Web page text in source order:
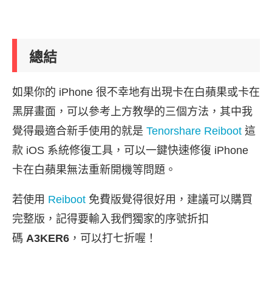
總結
如果你的 iPhone 很不幸地有出現卡在白蘋果或卡在
黑屏畫面，可以參考上方教學的三個方法，其中我
覺得最適合新手使用的就是 Tenorshare Reiboot 這
款 iOS 系統修復工具，可以一鍵快速修復 iPhone
卡在白蘋果無法重新開機等問題。
若使用 Reiboot 免費版覺得很好用，建議可以購買
完整版，記得要輸入我們獨家的序號折扣
碼 A3KER6 ，可以打七折喔！